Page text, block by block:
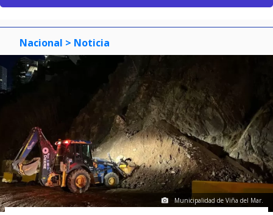
Nacional > Noticia
Municipalidad de Viña del Mar.